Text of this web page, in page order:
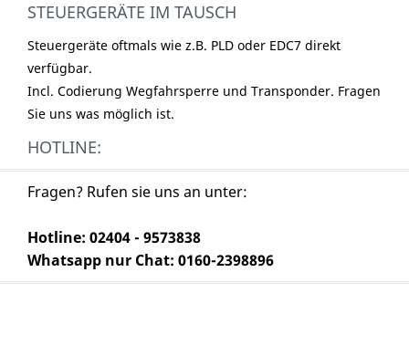
STEUERGERÄTE IM TAUSCH
Steuergeräte oftmals wie z.B. PLD oder EDC7 direkt
verfügbar.
Incl. Codierung Wegfahrsperre und Transponder. Fragen
Sie uns was möglich ist.
HOTLINE:
Fragen? Rufen sie uns an unter:
Hotline: 02404 - 9573838
Whatsapp nur Chat: 0160-2398896